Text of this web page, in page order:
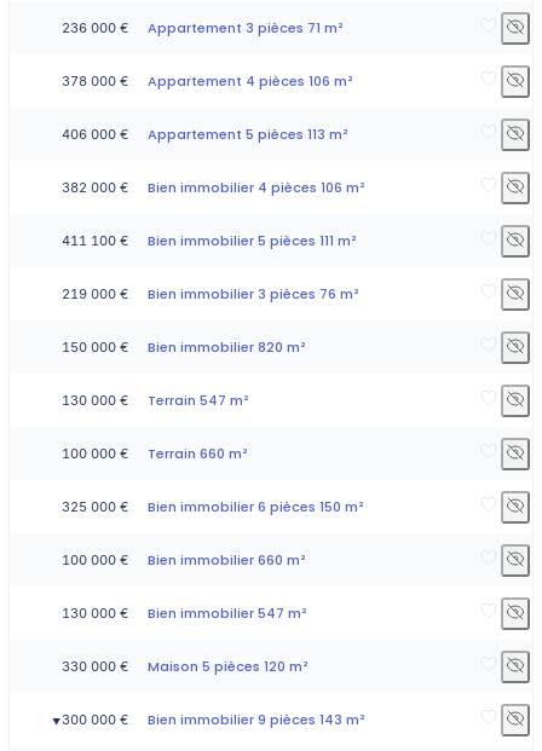
236 000 € Appartement 3 pièces 71 m²
378 000 € Appartement 4 pièces 106 m²
406 000 € Appartement 5 pièces 113 m²
382 000 € Bien immobilier 4 pièces 106 m²
411 100 € Bien immobilier 5 pièces 111 m²
219 000 € Bien immobilier 3 pièces 76 m²
150 000 € Bien immobilier 820 m²
130 000 € Terrain 547 m²
100 000 € Terrain 660 m²
325 000 € Bien immobilier 6 pièces 150 m²
100 000 € Bien immobilier 660 m²
130 000 € Bien immobilier 547 m²
330 000 € Maison 5 pièces 120 m²
▼300 000 € Bien immobilier 9 pièces 143 m²